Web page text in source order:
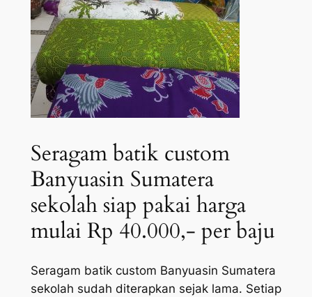
Seragam batik custom
Banyuasin Sumatera
sekolah siap pakai harga
mulai Rp 40.000,- per baju
Seragam batik custom Banyuasin Sumatera
sekolah sudah diterapkan sejak lama. Setiap